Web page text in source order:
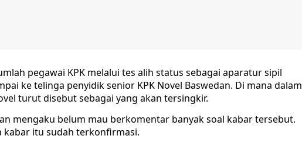
pegawai KPK melalui tes alih status sebagai aparatur sipil
ke telinga penyidik senior KPK Novel Baswedan. Di mana dalam
turut disebut sebagai yang akan tersingkir.
mengaku belum mau berkomentar banyak soal kabar tersebut.
kabar itu sudah terkonfirmasi.